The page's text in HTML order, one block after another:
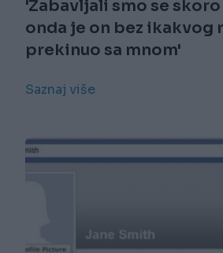
'Zabavljali smo se
onda je on bez ikakvog
prekinuo sa mnom'
Saznaj više